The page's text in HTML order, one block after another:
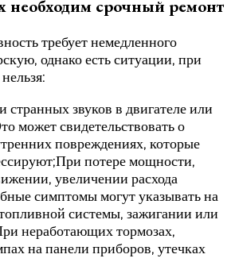
необходим срочный ремонт
требует немедленного
однако есть ситуации, при
странных звуков в двигателе или
может свидетельствовать о
повреждениях, которые
потере мощности,
увеличении расхода
симптомы могут указывать на
системы, зажигании или
неработающих тормозах,
на панели приборов, утечках